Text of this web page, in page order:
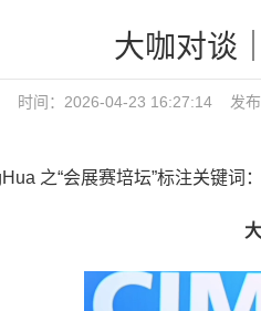
大咖对谈
时间：2026-04-23 16:27:14 发
之“会展赛培坛”标注关键词
大咖